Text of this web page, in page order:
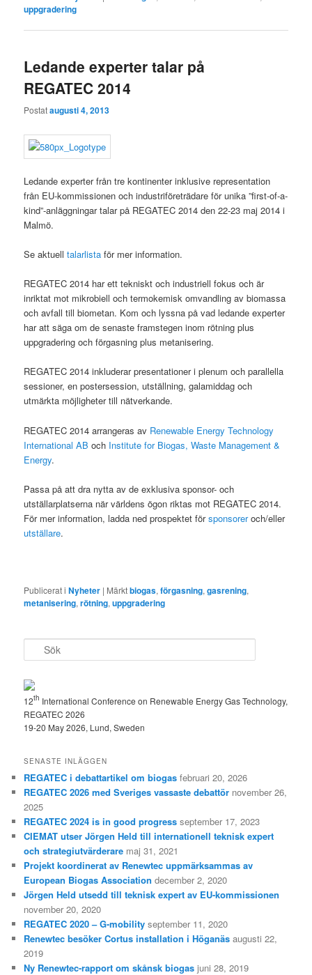
uppgradering
Ledande experter talar på
REGATEC 2014
Postataugusti 4, 2013
Ledande experter från tre kontinenter inklusive representation
från EU-kommissionen och industriföreträdare för unika ”first-of-a-
kind”-anläggningar talar på REGATEC 2014 den 22-23 maj 2014 i
Malmö.
Se aktuelltalarlista för mer information.
REGATEC 2014 har ett tekniskt och industriell fokus och är
inriktat mot mikrobiell och termokemisk omvandling av biomassa
och avfall till biometan. Kom och lyssna på vad ledande experter
har att säga om de senaste framstegen inom rötning plus
uppgradering och förgasning plus metanisering.
REGATEC 2014 inkluderar presentationer i plenum och parallella
sessioner, en postersession, utställning, galamiddag och
utmärkta möjligheter till nätverkande.
REGATEC 2014 arrangeras av Renewable Energy Technology
International ABoch Institute for Biogas, Waste Management &
Energy.
Passa på att dra nytta av de exklusiva sponsor- och
utställarplatserna när världens ögon riktas mot REGATEC 2014.
För mer information, ladda ned prospektet försponsoreroch/eller
utställare.
Publicerat i Nyheter | Märktbiogas,förgasning,gasrening,
metanisering,rötning,uppgradering
ö
12th International Conference on Renewable Energy Gas Technology,
REGATEC 2026
19-20 May 2026, Lund, Sweden
SENASTE INLÄGGEN
REGATEC i debattartikel om biogas februari 20, 2026
REGATEC 2026 med Sveriges vassaste debattör november 26,
2025
REGATEC 2024 is in good progress september 17, 2023
CIEMAT utser Jörgen Held till internationell teknisk expert
och strategiutvärderare maj 31, 2021
Projekt koordinerat av Renewtec uppmärksammas av
European Biogas Association december 2, 2020
Jörgen Held utsedd till teknisk expert av EU-kommissionen
november 20, 2020
REGATEC 2020 – G-mobility september 11, 2020
Renewtec besöker Cortus installation i Höganäs augusti 22,
2019
Ny Renewtec-rapport om skånsk biogas juni 28, 2019